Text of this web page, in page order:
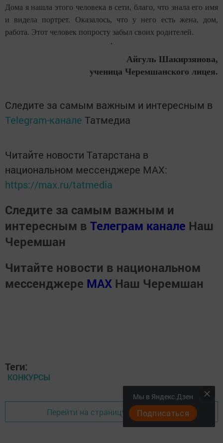
Дома я нашла этого человека в сети, благо, что знала его имя
и видела портрет. Оказалось, что у него есть жена, дом,
работа. Этот человек попросту забыл своих родителей.
Айгуль Шакирзянова,
ученица Черемшанского лицея.
Следите за самым важным и интересным в
Telegram-канале Татмедиа
Читайте новости Татарстана в
национальном мессенджере MАХ:
https://max.ru/tatmedia
Следите за самым важным и
интересным в Телеграм канале Наш
Черемшан
Читайте новости в национальном
мессенджере MАХ Наш Черемшан
Теги:
КОНКУРСЫ
Перейти на страницу новости
Мы в Яндекс.Дзен
Подписаться